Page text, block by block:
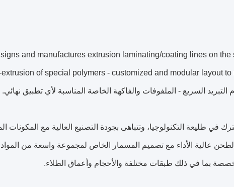
and manufactures extrusion laminating/coating lines on
السريع - الملفوفات والفاكهة الخاصة المناسبة لأي تطبيق نهائي.
طليعة التكنولوجيا، وتتباهى بجودة التصنيع العالية مع المكونات